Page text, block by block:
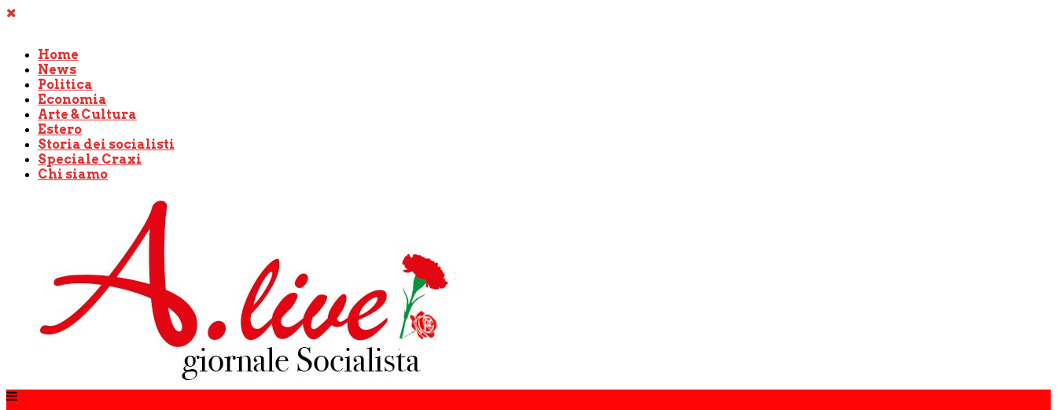
Home
News
Politica
Economia
Arte & Cultura
Estero
Storia dei socialisti
Speciale Craxi
Chi siamo